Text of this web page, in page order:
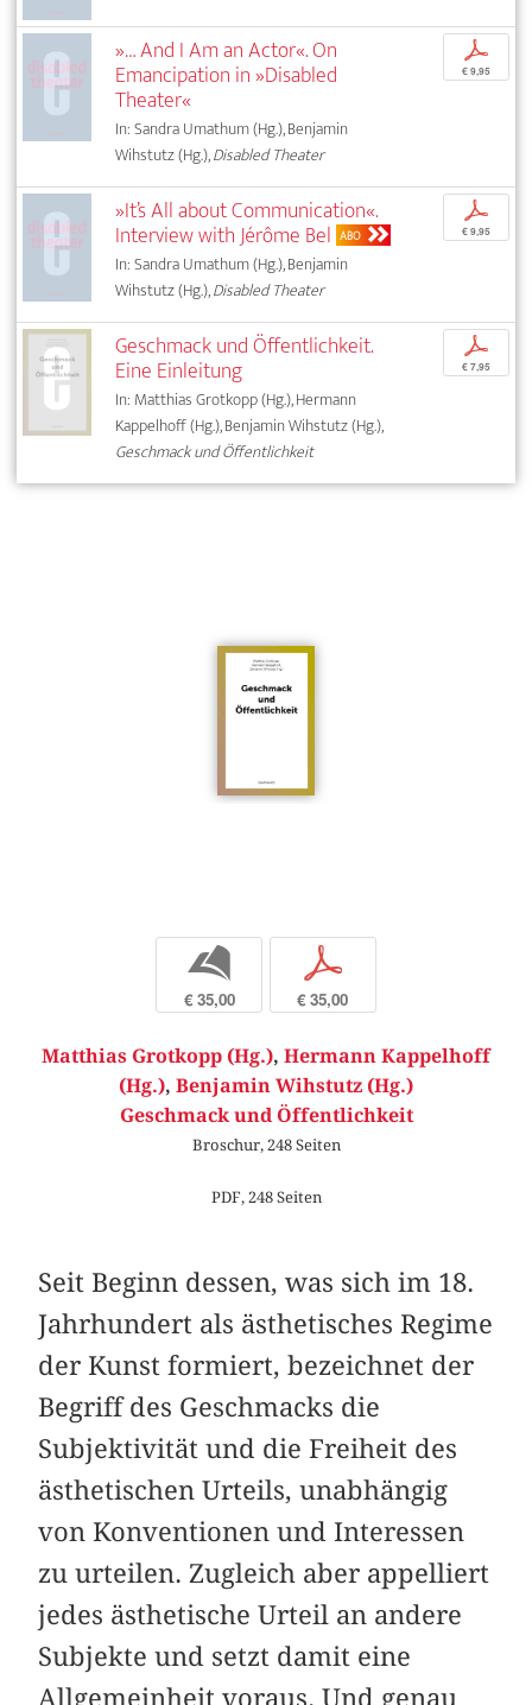
»… And I Am an Actor«. On
Emancipation in »Disabled
Theater«
In: Sandra Umathum (Hg.), Benjamin
Wihstutz (Hg.),Disabled Theater
p
€ 9,95
»It’s All about Communication«.
Interview with Jérôme Bel ABO
In: Sandra Umathum (Hg.), Benjamin
Wihstutz (Hg.),Disabled Theater
p
€ 9,95
Geschmack und Öffentlichkeit.
Eine Einleitung
In: Matthias Grotkopp (Hg.), Hermann
Kappelhoff (Hg.), Benjamin Wihstutz (Hg.),
Geschmack und Öffentlichkeit
p
€ 7,95
b
€ 35,00
p
€ 35,00
Matthias Grotkopp (Hg.), Hermann Kappelhoff
(Hg.), Benjamin Wihstutz (Hg.)
Geschmack und Öffentlichkeit
Broschur, 248 Seiten
PDF, 248 Seiten
Seit Beginn dessen, was sich im 18.
Jahrhundert als ästhetisches Regime
der Kunst formiert, bezeichnet der
Begriff des Geschmacks die
Subjektivität und die Freiheit des
ästhetischen Urteils, unabhängig
von Konventionen und Interessen
zu urteilen. Zugleich aber appelliert
jedes ästhetische Urteil an andere
Subjekte und setzt damit eine
Allgemeinheit voraus. Und genau